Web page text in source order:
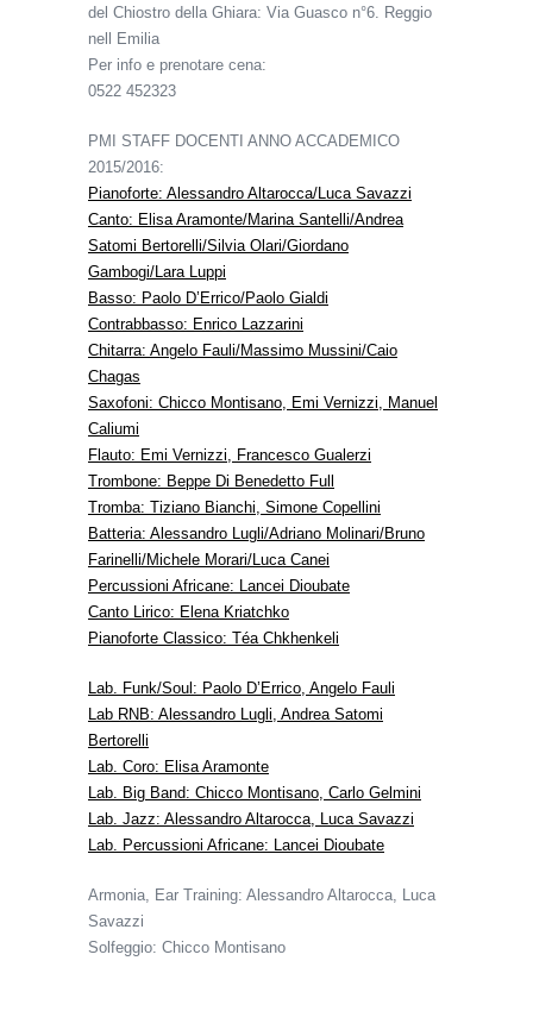
del Chiostro della Ghiara: Via Guasco n°6. Reggio
nell Emilia
Per info e prenotare cena:
0522 452323
PMI STAFF DOCENTI ANNO ACCADEMICO
2015/2016:
Pianoforte: Alessandro Altarocca/Luca Savazzi
Canto: Elisa Aramonte/Marina Santelli/Andrea
Satomi Bertorelli/Silvia Olari/Giordano
Gambogi/Lara Luppi
Basso: Paolo D’Errico/Paolo Gialdi
Contrabbasso: Enrico Lazzarini
Chitarra: Angelo Fauli/Massimo Mussini/Caio
Chagas
Saxofoni: Chicco Montisano, Emi Vernizzi, Manuel
Caliumi
Flauto: Emi Vernizzi, Francesco Gualerzi
Trombone: Beppe Di Benedetto Full
Tromba: Tiziano Bianchi, Simone Copellini
Batteria: Alessandro Lugli/Adriano Molinari/Bruno
Farinelli/Michele Morari/Luca Canei
Percussioni Africane: Lancei Dioubate
Canto Lirico: Elena Kriatchko
Pianoforte Classico: Téa Chkhenkeli
Lab. Funk/Soul: Paolo D’Errico, Angelo Fauli
Lab RNB: Alessandro Lugli, Andrea Satomi
Bertorelli
Lab. Coro: Elisa Aramonte
Lab. Big Band: Chicco Montisano, Carlo Gelmini
Lab. Jazz: Alessandro Altarocca, Luca Savazzi
Lab. Percussioni Africane: Lancei Dioubate
Armonia, Ear Training: Alessandro Altarocca, Luca
Savazzi
Solfeggio: Chicco Montisano